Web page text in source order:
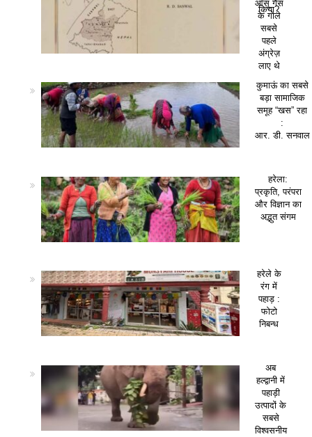
किया?
आँसू गैस
के गोले
सबसे
पहले
अंग्रेज़
लाए थे
कुमाऊं का सबसे
बड़ा सामाजिक
समूह “खस” रहा
:
आर. डी. सनवाल
हरेला:
प्रकृति, परंपरा
और विज्ञान का
अद्भुत संगम
हरेले के
रंग में
पहाड़ :
फोटो
निबन्ध
अब
हल्द्वानी में
पहाड़ी
उत्पादों के
सबसे
विश्वसनीय